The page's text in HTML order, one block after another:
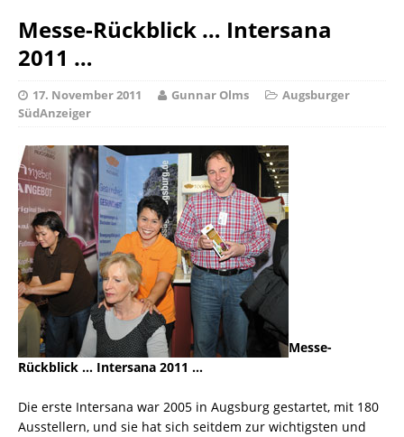
Messe-Rückblick … Intersana
2011 …
17. November 2011 Gunnar Olms
Augsburger
SüdAnzeiger
Messe-
Rückblick … Intersana 2011 …
Die erste Intersana war 2005 in Augsburg gestartet, mit 180
Ausstellern, und sie hat sich seitdem zur wichtigsten und